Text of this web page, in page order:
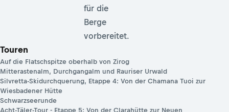
für die
Berge
vorbereitet.
Touren
Auf die Flatschspitze oberhalb von Zirog
Mitterastenalm, Durchgangalm und Rauriser Urwald
Silvretta-Skidurchquerung, Etappe 4: Von der Chamana Tuoi zur
Wiesbadener Hütte
Schwarzseerunde
Acht-Täler-Tour - Etappe 5: Von der Clarahütte zur Neuen